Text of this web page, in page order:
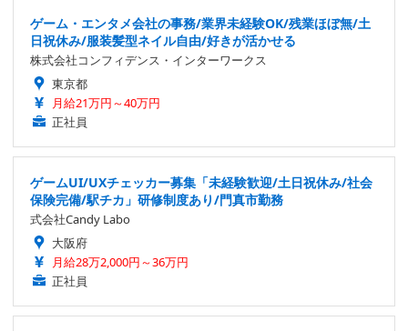
ゲーム・エンタメ会社の事務/業界未経験OK/残業ほぼ無/土
日祝休み/服装髪型ネイル自由/好きが活かせる
株式会社コンフィデンス・インターワークス
東京都
月給21万円～40万円
正社員
ゲームUI/UXチェッカー募集「未経験歓迎/土日祝休み/社会
保険完備/駅チカ」研修制度あり/門真市勤務
式会社Candy Labo
大阪府
月給28万2,000円～36万円
正社員